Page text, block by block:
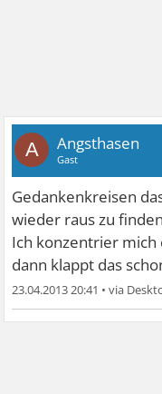
A Angsthasen
Gast
Gedankenkreisen
wieder raus zu
Ich konzentrier
dann klappt das
23.04.2013 20:41 •